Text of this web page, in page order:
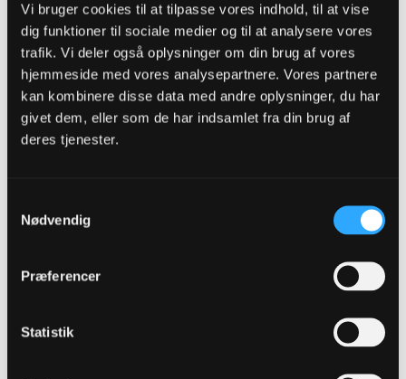
Vi bruger cookies til at tilpasse vores indhold, til at vise
dig funktioner til sociale medier og til at analysere vores
trafik. Vi deler også oplysninger om din brug af vores
hjemmeside med vores analysepartnere. Vores partnere
kan kombinere disse data med andre oplysninger, du har
givet dem, eller som de har indsamlet fra din brug af
deres tjenester.
Nødvendig
Præferencer
Statistik
14-02-2018, 10:10
Oprindeligt indsendt afChrisOB
Det Jack Jørgensen er det samme som rigtigt mange andre
har gjort - Slået fast at fynboer er et kræsent folkefærd; det
er hverken nyt eller overraskende - og så giver han lige
skruen endnu et drej ved at lave et statement, som han
udemærket godt ved ikke er rigtigt, men som lige skal male
kritikken og kravene den eller de tand skarpere, end de
egentligt er og har været. Som når man forlangte bedre spil -
Vi forlanger retning, styring og indsats. Hvor selv kulde og
modstander, som mininum trækker 4-5000 - hvor det er nemt
at lokke folk med på stadion - hvor der er begejstring om
OB, både før, under og efter kampene. Stadionoplevelsen
Hvad nytte gør en god stadionoplevelse, hvis det kun er 2-